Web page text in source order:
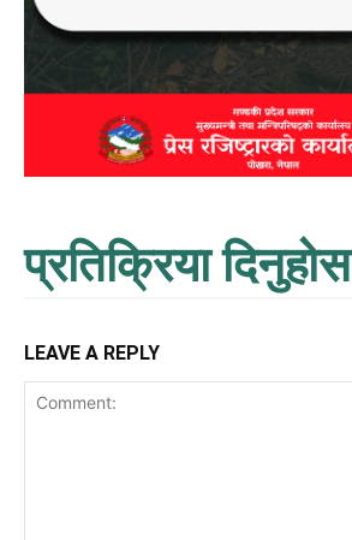
प्रतिक्रिया दिनुहोस
LEAVE A REPLY